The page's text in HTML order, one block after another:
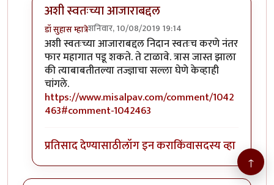
अशी स्वतःच्या आजाराबद्दल
डॉ सुहास म्हात्रेशनिवार, 10/08/2019 19:14
In reply toजॉन भाऊ मी तणावग्रस्त नसुनbyतमराज
अशी स्वतःच्या आजाराबद्दल निदान स्वतःच करणे नंतर
फार महागात पडू शकते. ते टाळावे. त्रास जास्त झाला
की त्याबाबतीतल्या तज्ज्ञाचा सल्ला घेणे केव्हाही
चांगले.
https://www.misalpav.com/comment/1042
463#comment-1042463
प्रतिसाद देण्यासाठीलॉग इन कराकिंवासदस्य व्हा
↑